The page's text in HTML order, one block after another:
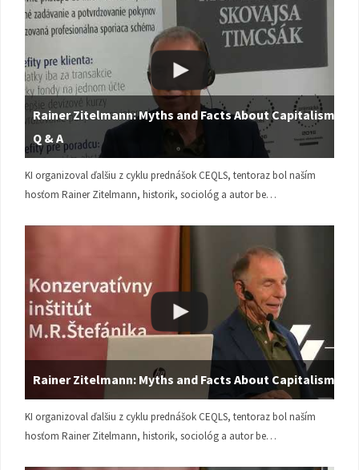
Rainer Zitelmann: Myths and Facts About Capitalism |
Q & A
KI organizoval ďalšiu z cyklu prednášok CEQLS, tentoraz bol naším
hosťom Rainer Zitelmann, historik, sociológ a autor be…
Rainer Zitelmann: Myths and Facts About Capitalism
KI organizoval ďalšiu z cyklu prednášok CEQLS, tentoraz bol naším
hosťom Rainer Zitelmann, historik, sociológ a autor be…